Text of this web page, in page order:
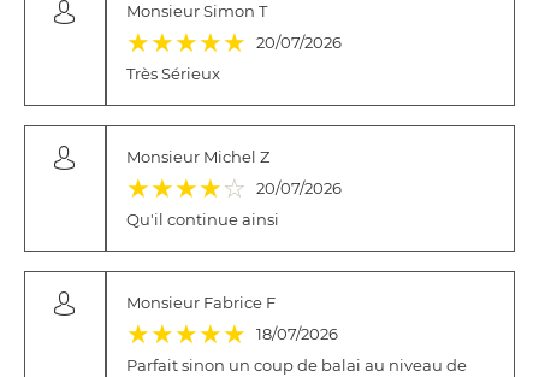
Monsieur Simon T
(*)
★ (*)
★ (*)
★ (*)
★ (*)
★
20/07/2026
Très Sérieux
Monsieur Michel Z
(*)
★ (*)
★ (*)
★ (*)
★ ( )
☆
20/07/2026
Qu'il continue ainsi
Monsieur Fabrice F
(*)
★ (*)
★ (*)
★ (*)
★ (*)
★
18/07/2026
Parfait sinon un coup de balai au niveau de